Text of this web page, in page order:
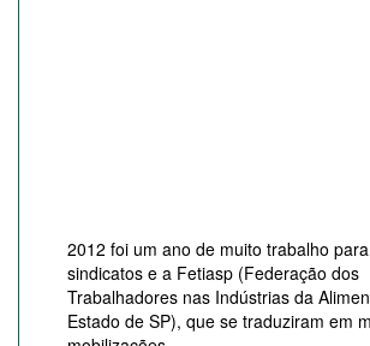
2012 foi um ano de muito trabalho
sindicatos e a Fetiasp (Federação dos
Trabalhadores nas Indústrias da
Estado de SP), que se traduziram em